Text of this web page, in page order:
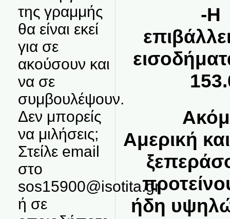
της γραμμής
θα είναι εκεί
για σε
ακούσουν και
να σε
συμβουλέψουν.
Δεν μπορείς
να μιλήσεις;
Στείλε email
στο
sos15900@isotita.gr
ή σε
-Η
Αμερική
ήδη